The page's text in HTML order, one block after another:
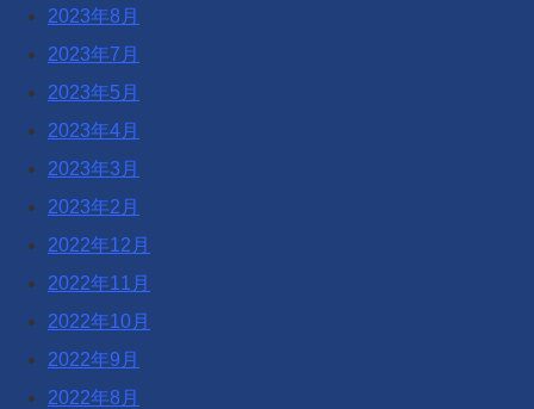
2023年8月
2023年7月
2023年5月
2023年4月
2023年3月
2023年2月
2022年12月
2022年11月
2022年10月
2022年9月
2022年8月